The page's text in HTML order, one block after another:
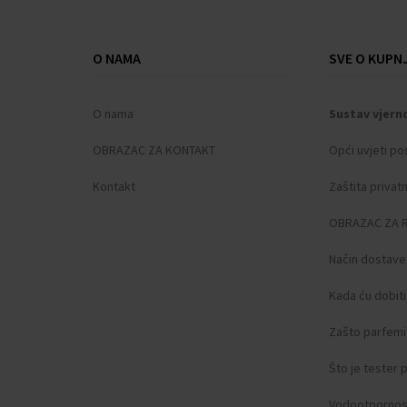
Poleđina kućišta: Stakleno dno, pričvršćeno
Kruna: Pričvršćena vijcima
Stil: Sportski
Maksimalni opseg ručnog zgloba: 210
O NAMA
O nama
OBRAZAC ZA KONTAKT
Kontakt
SVE O
Sustav
Opći uvjeti
Zaštita
OBRAZAC ZA
Način dostave
Kada ću
Zašto
Što je tester